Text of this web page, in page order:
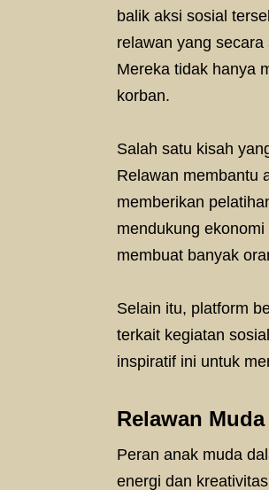
balik aksi sosial
relawan yang
Mereka tidak hanya
korban.
Salah satu kisah
Relawan membantu
memberikan
mendukung
membuat banyak
Selain itu, platform
terkait kegiatan
inspiratif ini untuk
Relawan
Peran anak muda
energi dan